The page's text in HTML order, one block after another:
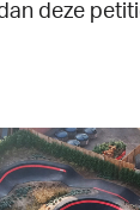
deze